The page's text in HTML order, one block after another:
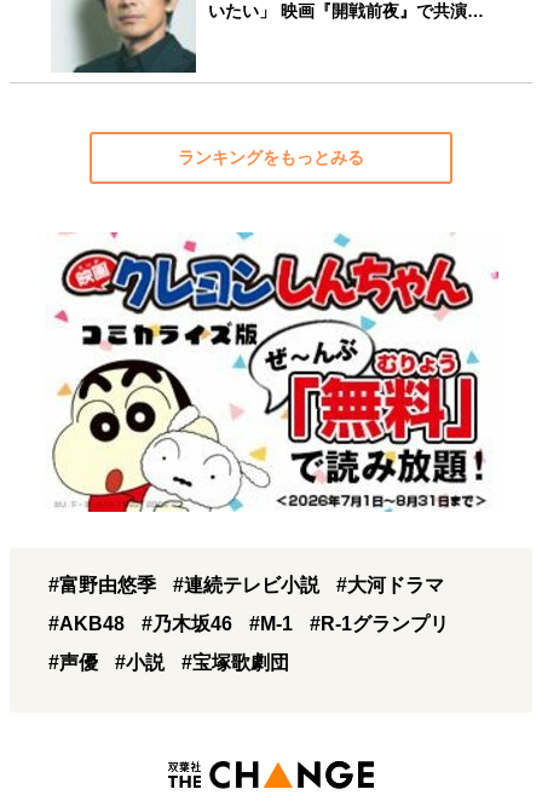
いたい」 映画『開戦前夜』で共演…
ランキングをもっとみる
#富野由悠季 #連続テレビ小説
#大河ドラマ
#AKB48
#乃木坂46 #M-1
#R-1グランプリ
#声優
#小説 #宝塚歌劇団